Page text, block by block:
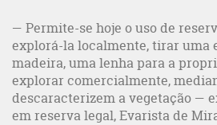
— Permite-se hoje o uso de
explorá-la localmente, tirar uma
madeira, uma lenha para a
explorar comercialmente,
descaracterizem a vegetação —
em reserva legal, Evarista de